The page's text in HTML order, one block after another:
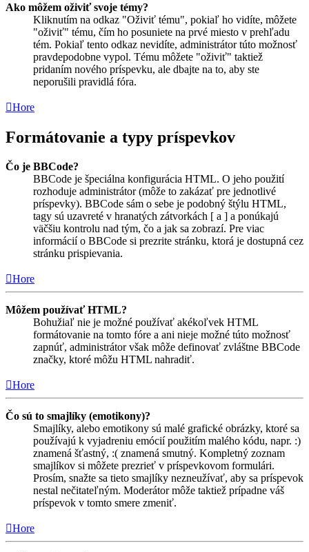
Ako môžem oživiť svoje témy?
Kliknutím na odkaz "Oživiť tému", pokiaľ ho vidíte, môžete
"oživiť" tému, čím ho posuniete na prvé miesto v prehľadu
tém. Pokiaľ tento odkaz nevidíte, administrátor túto možnosť
pravdepodobne vypol. Tému môžete "oživiť" taktiež
pridaním nového príspevku, ale dbajte na to, aby ste
neporušili pravidlá fóra.
Hore
Formátovanie a typy príspevkov
Čo je BBCode?
BBCode je špeciálna konfigurácia HTML. O jeho použití
rozhoduje administrátor (môže to zakázať pre jednotlivé
príspevky). BBCode sám o sebe je podobný štýlu HTML,
tagy sú uzavreté v hranatých zátvorkách [ a ] a ponúkajú
väčšiu kontrolu nad tým, čo a jak sa zobrazí. Pre viac
informácií o BBCode si prezrite stránku, ktorá je dostupná cez
stránku prispievania.
Hore
Môžem používať HTML?
Bohužiaľ nie je možné používať akékoľvek HTML
formátovanie na tomto fóre a ani nieje možné túto možnosť
zapnúť, administrátor však môže definovať zvláštne BBCode
značky, ktoré môžu HTML nahradiť.
Hore
Čo sú to smajlíky (emotikony)?
Smajlíky, alebo emotikony sú malé grafické obrázky, ktoré sa
používajú k vyjadreniu emócií použitím malého kódu, napr. :)
znamená šťastný, :( znamená smutný. Kompletný zoznam
smajlíkov si môžete prezrieť v príspevkovom formulári.
Prosím, snažte sa tieto smajlíky nezneužívať, aby sa príspevok
nestal nečitateľným. Moderátor môže taktiež prípadne váš
príspevok v tomto smere zmeniť.
Hore